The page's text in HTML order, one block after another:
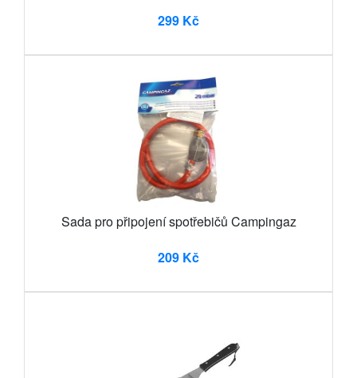
299 Kč
Sada pro připojení spotřebičů Campingaz
209 Kč